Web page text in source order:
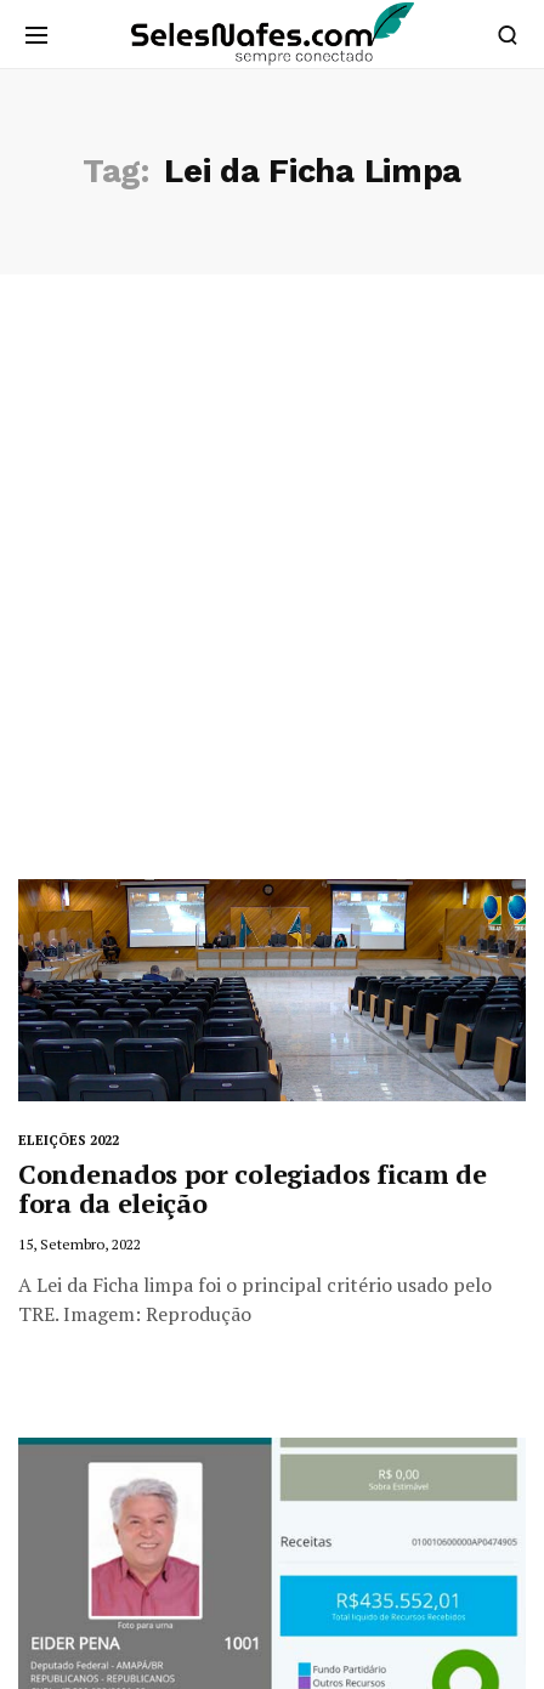
Tag: Lei da Ficha Limpa
ELEIÇÕES 2022
Condenados por colegiados ficam de
fora da eleição
15, Setembro, 2022
A Lei da Ficha limpa foi o principal critério usado pelo
TRE. Imagem: Reprodução